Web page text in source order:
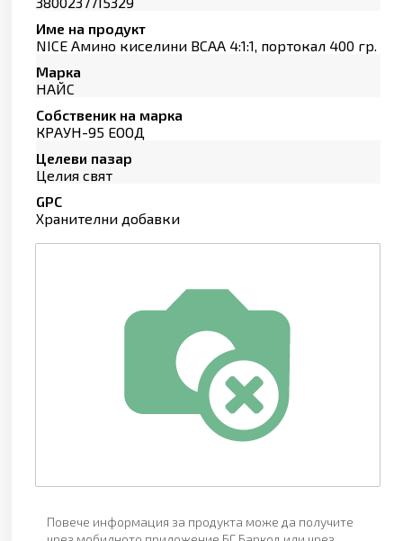
Име на продукт
NICE Амино киселини BCAA 4:1:1, портокал 400 гр.
Марка
НАЙС
Собственик на марка
КРАУН-95 ЕООД
Целеви пазар
Целия свят
GPC
Хранителни добавки
Повече информация за продукта може да получите